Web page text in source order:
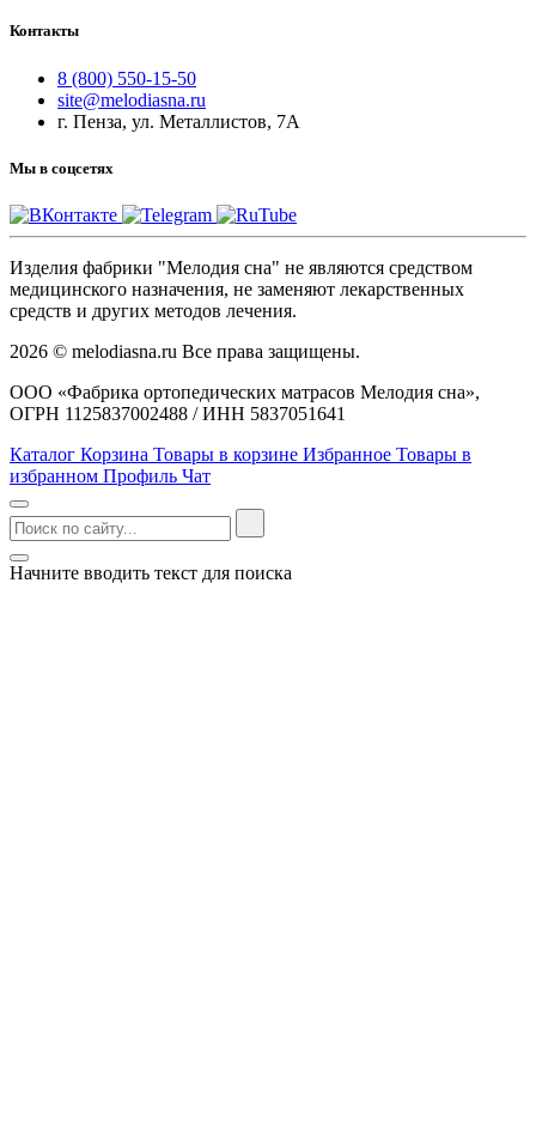
Контакты
8 (800) 550-15-50
site@melodiasna.ru
г. Пенза, ул. Металлистов, 7А
Мы в соцсетях
Изделия фабрики "Мелодия сна" не являются средством
медицинского назначения, не заменяют лекарственных
средств и других методов лечения.
2026 © melodiasna.ru Все права защищены.
ООО «Фабрика ортопедических матрасов Мелодия сна»,
ОГРН 1125837002488 / ИНН 5837051641
Каталог Корзина Товары в корзине Избранное Товары в
избранном Профиль Чат
Начните вводить текст для поиска